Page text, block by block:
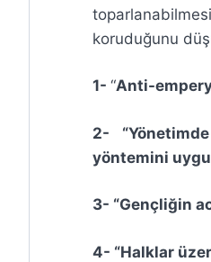
koruduğunu
1- “Anti-
2-
yöntemini
3- “Gençliğin
4- “Halklar